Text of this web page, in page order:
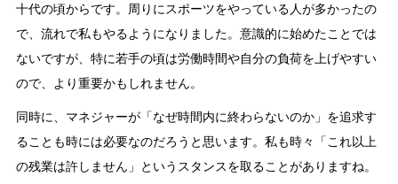
十代の頃からです。周りにスポーツをやっている人が多かったの
で、流れで私もやるようになりました。意識的に始めたことでは
ないですが、特に若手の頃は労働時間や自分の負荷を上げやすい
ので、より重要かもしれません。
同時に、マネジャーが「なぜ時間内に終わらないのか」を追求す
ることも時には必要なのだろうと思います。私も時々「これ以上
の残業は許しません」というスタンスを取ることがありますね。